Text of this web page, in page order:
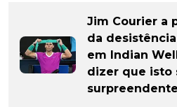
Jim Courier a
da
em Indian
dizer que isto